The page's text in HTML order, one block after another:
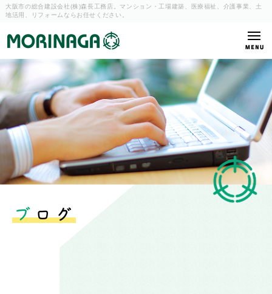
大阪市の総合建設会社(株)森長工務店。マンション・工場建築、
医療福祉、介護事業、土
地活用、リフォームならお任せください。